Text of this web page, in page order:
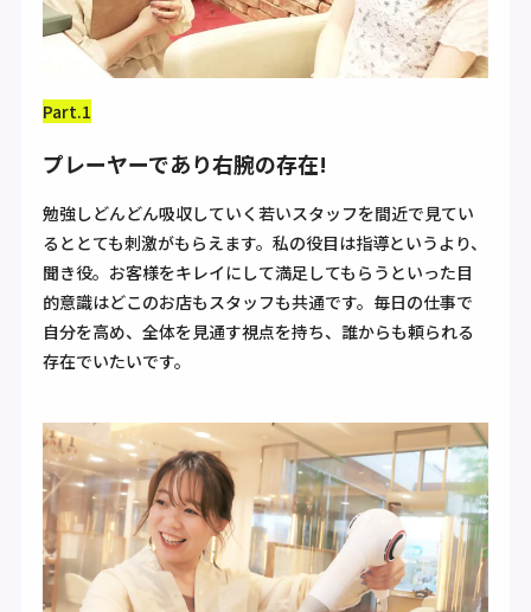
Part.1
プレーヤーであり右腕の存在!
勉強しどんどん吸収していく若いスタッフを間近で見てい
るととても刺激がもらえます。私の役目は指導というより、
聞き役。お客様をキレイにして満足してもらうといった目
的意識はどこのお店もスタッフも共通です。毎日の仕事で
自分を高め、全体を見通す視点を持ち、誰からも頼られる
存在でいたいです。